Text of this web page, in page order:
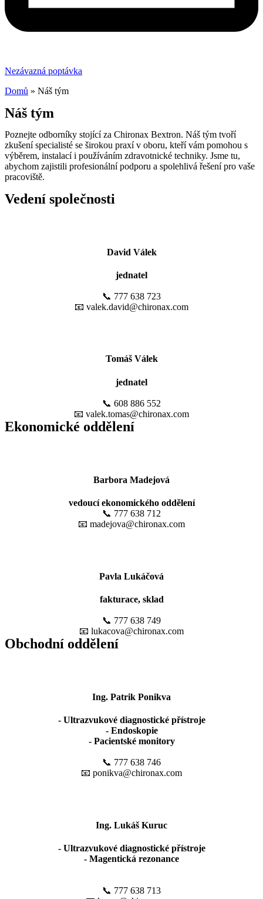
Nezávazná poptávka
Domů » Náš tým
Náš tým
Poznejte odborníky stojící za Chironax Bextron. Náš tým tvoří
zkušení specialisté se širokou praxí v oboru, kteří vám pomohou s
výběrem, instalací i používáním zdravotnické techniky. Jsme tu,
abychom zajistili profesionální podporu a spolehlivá řešení pro vaše
pracoviště.
Vedení společnosti
David Válek
jednatel
📞 777 638 723
📧 valek.david@chironax.com
Tomáš Válek
jednatel
📞 608 886 552
📧 valek.tomas@chironax.com
Ekonomické oddělení
Barbora Madejová
vedoucí ekonomického oddělení
📞 777 638 712
📧 madejova@chironax.com
Pavla Lukáčová
fakturace, sklad
📞 777 638 749
📧 lukacova@chironax.com
Obchodní oddělení
Ing. Patrik Ponikva
- Ultrazvukové diagnostické přístroje
- Endoskopie
- Pacientské monitory
📞 777 638 746
📧 ponikva@chironax.com
Ing. Lukáš Kuruc
- Ultrazvukové diagnostické přístroje
- Magentická rezonance
📞 777 638 713